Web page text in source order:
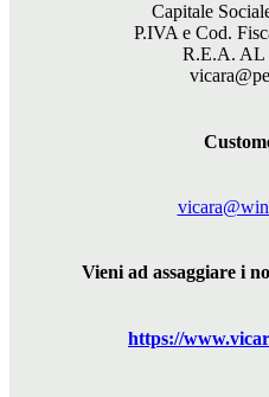
Capitale
P.IVA e Cod.
R.E.A. AL
Vieni ad assaggiare i
https://www.